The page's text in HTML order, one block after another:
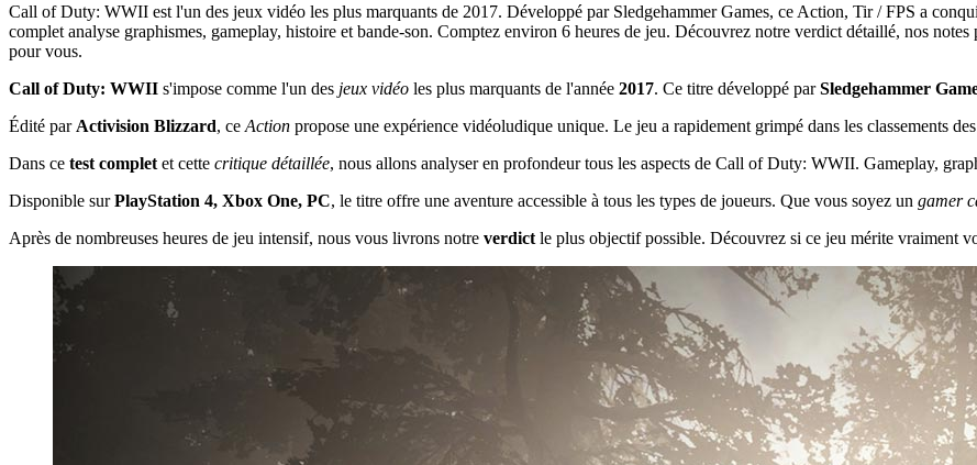
Call of Duty: WWII est l'un des jeux vidéo les plus marquants de 2017. Développé par Sledgehammer Games, ce Action, Tir / FPS a
complet analyse graphismes, gameplay, histoire et bande-son. Comptez environ 6 heures de jeu. Découvrez notre verdict détaillé, nos
pour vous.
Call of Duty: WWII s'impose comme l'un des jeux vidéo les plus marquants de l'année 2017. Ce titre développé parSledgehammer
Édité par Activision Blizzard, ce Action propose une expérience vidéoludique unique. Le jeu a rapidement grimpé dans les classements
Dans ce test complet et cette critique détaillée, nous allons analyser en profondeur tous les aspects de Call of Duty: WWII. Gameplay,
Disponible surPlayStation 4, Xbox One, PC, le titre offre une aventure accessible à tous les types de joueurs. Que vous soyez un gamer
Après de nombreuses heures de jeu intensif, nous vous livrons notre verdict le plus objectif possible. Découvrez si ce jeu mérite vraiment